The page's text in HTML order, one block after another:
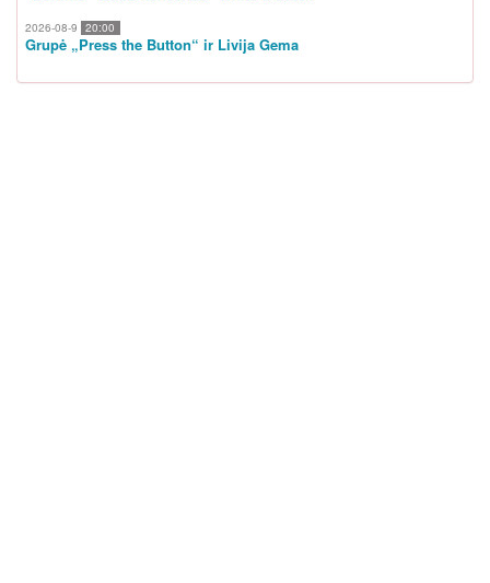
2026-08-9 20:00
Grupė „Press the Button“ ir Livija Gema